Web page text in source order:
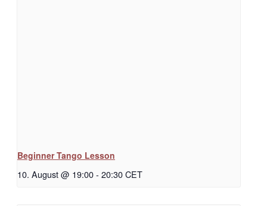
Beginner Tango Lesson
10. August @ 19:00- 20:30CET